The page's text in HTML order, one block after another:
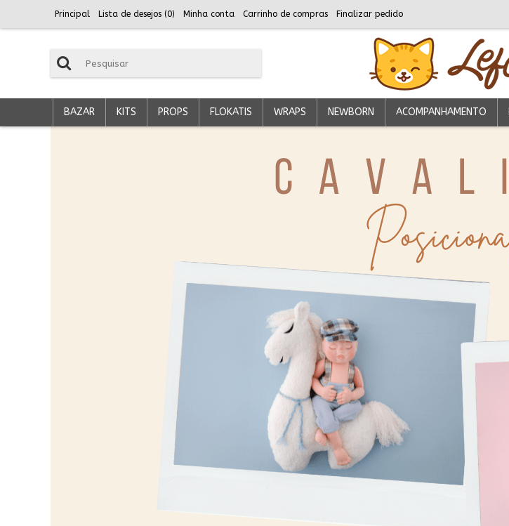
Principal Lista de desejos (0) Minha conta Carrinho de compras Finalizar pedido
BAZAR KITS PROPS FLOKATIS WRAPS NEWBORN ACOMPANHAMENTO